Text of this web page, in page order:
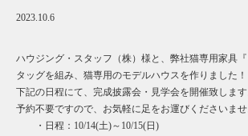
2023.10.6
ハウジング・スタッフ（株）様と、弊社猫専用家具
タッグを組み、猫専用のモデルハウスを作りました！
下記の日程にて、完成披露会・見学会を開催致します
予約不要ですので、お気軽に足をお運びくださいませ
・日程：10/14(土)～10/15(日)